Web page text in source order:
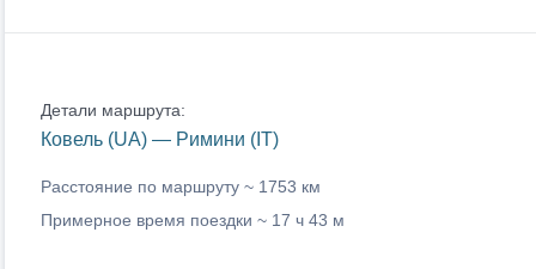
Детали маршрута:
Ковель (UA) — Римини (IT)
Расстояние по маршруту ~ 1753 км
Примерное время поездки ~ 17 ч 43 м